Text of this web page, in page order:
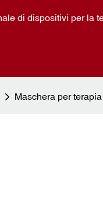
di dispositivi per la
Maschera per